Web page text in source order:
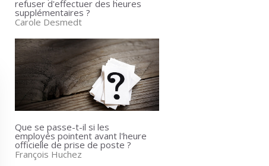
refuser d'effectuer des heures
supplémentaires ?
Carole Desmedt
Que se passe-t-il si les
employés pointent avant l'heure
officielle de prise de poste ?
François Huchez